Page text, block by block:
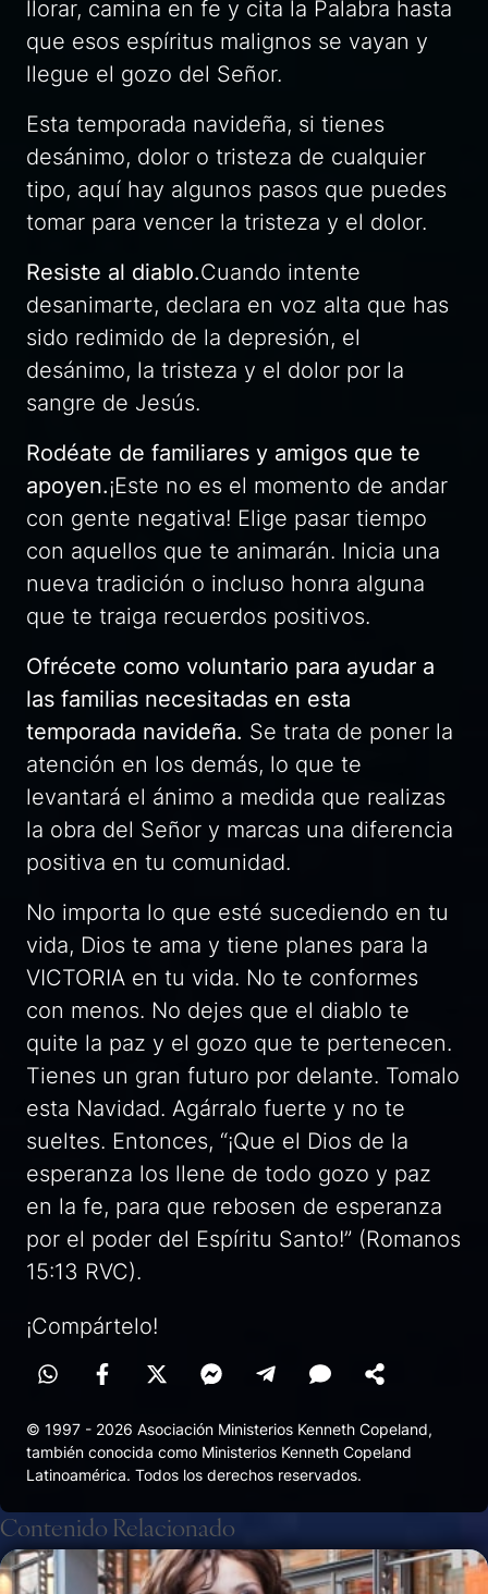
llorar, camina en fe y cita la Palabra hasta
que esos espíritus malignos se vayan y
llegue el gozo del Señor.
Esta temporada navideña, si tienes
desánimo, dolor o tristeza de cualquier
tipo, aquí hay algunos pasos que puedes
tomar para vencer la tristeza y el dolor.
Resiste al diablo.Cuando intente
desanimarte, declara en voz alta que has
sido redimido de la depresión, el
desánimo, la tristeza y el dolor por la
sangre de Jesús.
Rodéate de familiares y amigos que te
apoyen.¡Este no es el momento de andar
con gente negativa! Elige pasar tiempo
con aquellos que te animarán. Inicia una
nueva tradición o incluso honra alguna
que te traiga recuerdos positivos.
Ofrécete como voluntario para ayudar a
las familias necesitadas en esta
temporada navideña. Se trata de poner la
atención en los demás, lo que te
levantará el ánimo a medida que realizas
la obra del Señor y marcas una diferencia
positiva en tu comunidad.
No importa lo que esté sucediendo en tu
vida, Dios te ama y tiene planes para la
VICTORIA en tu vida. No te conformes
con menos. No dejes que el diablo te
quite la paz y el gozo que te pertenecen.
Tienes un gran futuro por delante. Tomalo
esta Navidad. Agárralo fuerte y no te
sueltes. Entonces, “¡Que el Dios de la
esperanza los llene de todo gozo y paz
en la fe, para que rebosen de esperanza
por el poder del Espíritu Santo!” (Romanos
15:13 RVC).
¡Compártelo!
© 1997 - 2026 Asociación Ministerios Kenneth Copeland,
también conocida como Ministerios Kenneth Copeland
Latinoamérica. Todos los derechos reservados.
Contenido Relacionado